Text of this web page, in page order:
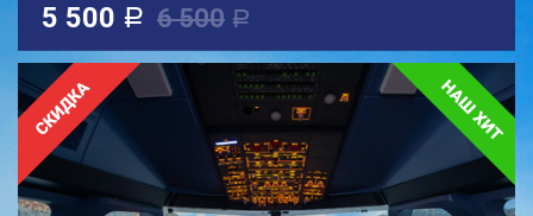
5 500 a 6 500 a